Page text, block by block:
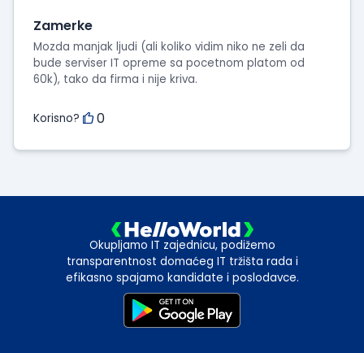
Zamerke
Mozda manjak ljudi (ali koliko vidim niko ne zeli da
bude serviser IT opreme sa pocetnom platom od
60k), tako da firma i nije kriva.
Korisno? 0
Okupljamo IT zajednicu, podižemo
transparentnost domaćeg IT tržišta rada i
efikasno spajamo kandidate i poslodavce.